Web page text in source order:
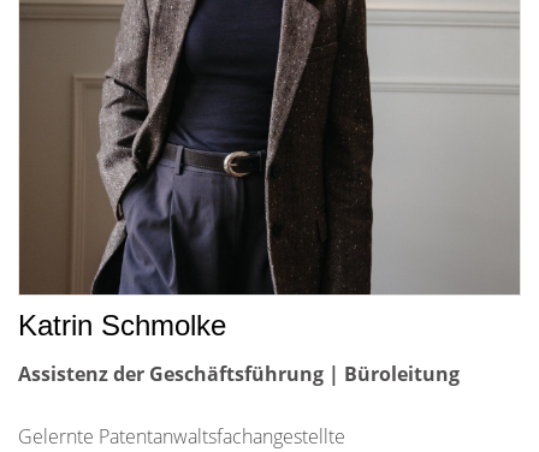
Katrin Schmolke
Assistenz der Geschäftsführung | Büroleitung
Gelernte Patentanwaltsfachangestellte